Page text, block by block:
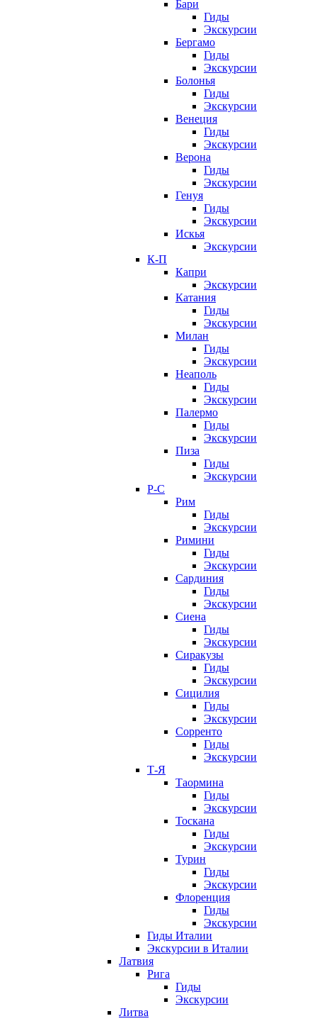
Бари
Гиды
Экскурсии
Бергамо
Гиды
Экскурсии
Болонья
Гиды
Экскурсии
Венеция
Гиды
Экскурсии
Верона
Гиды
Экскурсии
Генуя
Гиды
Экскурсии
Искья
Экскурсии
К-П
Капри
Экскурсии
Катания
Гиды
Экскурсии
Милан
Гиды
Экскурсии
Неаполь
Гиды
Экскурсии
Палермо
Гиды
Экскурсии
Пиза
Гиды
Экскурсии
Р-С
Рим
Гиды
Экскурсии
Римини
Гиды
Экскурсии
Сардиния
Гиды
Экскурсии
Сиена
Гиды
Экскурсии
Сиракузы
Гиды
Экскурсии
Сицилия
Гиды
Экскурсии
Сорренто
Гиды
Экскурсии
Т-Я
Таормина
Гиды
Экскурсии
Тоскана
Гиды
Экскурсии
Турин
Гиды
Экскурсии
Флоренция
Гиды
Экскурсии
Гиды Италии
Экскурсии в Италии
Латвия
Рига
Гиды
Экскурсии
Литва